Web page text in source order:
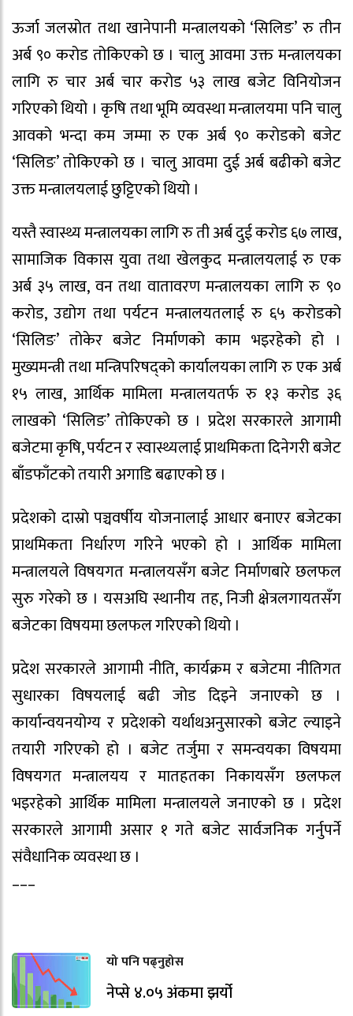
ऊर्जा जलस्रोत तथा खानेपानी मन्त्रालयको ‘सिलिङ’ रु तीन
अर्ब ९० करोड तोकिएको छ । चालु आवमा उक्त मन्त्रालयका
लागि रु चार अर्ब चार करोड ५३ लाख बजेट विनियोजन
गरिएको थियो । कृषि तथा भूमि व्यवस्था मन्त्रालयमा पनि चालु
आवको भन्दा कम जम्मा रु एक अर्ब ९० करोडको बजेट
‘सिलिङ’ तोकिएको छ । चालु आवमा दुई अर्ब बढीको बजेट
उक्त मन्त्रालयलाई छुट्टिएको थियो ।
यस्तै स्वास्थ्य मन्त्रालयका लागि रु ती अर्ब दुई करोड ६७ लाख,
सामाजिक विकास युवा तथा खेलकुद मन्त्रालयलाई रु एक
अर्ब ३५ लाख, वन तथा वातावरण मन्त्रालयका लागि रु ९०
करोड, उद्योग तथा पर्यटन मन्त्रालयतलाई रु ६५ करोडको
‘सिलिङ’ तोकेर बजेट निर्माणको काम भइरहेको हो ।
मुख्यमन्त्री तथा मन्त्रिपरिषद्को कार्यालयका लागि रु एक अर्ब
१५ लाख, आर्थिक मामिला मन्त्रालयतर्फ रु १३ करोड ३६
लाखको ‘सिलिङ’ तोकिएको छ । प्रदेश सरकारले आगामी
बजेटमा कृषि, पर्यटन र स्वास्थ्यलाई प्राथमिकता दिनेगरी बजेट
बाँडफाँटको तयारी अगाडि बढाएको छ ।
प्रदेशको दास्रो पञ्चवर्षीय योजनालाई आधार बनाएर बजेटका
प्राथमिकता निर्धारण गरिने भएको हो । आर्थिक मामिला
मन्त्रालयले विषयगत मन्त्रालयसँग बजेट निर्माणबारे छलफल
सुरु गरेको छ । यसअघि स्थानीय तह, निजी क्षेत्रलगायतसँग
बजेटका विषयमा छलफल गरिएको थियो ।
प्रदेश सरकारले आगामी नीति, कार्यक्रम र बजेटमा नीतिगत
सुधारका विषयलाई बढी जोड दिइने जनाएको छ ।
कार्यान्वयनयोग्य र प्रदेशको यर्थाथअनुसारको बजेट ल्याइने
तयारी गरिएको हो । बजेट तर्जुमा र समन्वयका विषयमा
विषयगत मन्त्रालयय र मातहतका निकायसँग छलफल
भइरहेको आर्थिक मामिला मन्त्रालयले जनाएको छ । प्रदेश
सरकारले आगामी असार १ गते बजेट सार्वजनिक गर्नुपर्ने
संवैधानिक व्यवस्था छ ।
–––
यो पनि पढ्नुहोस
नेप्से ४.०५ अंकमा झर्यो